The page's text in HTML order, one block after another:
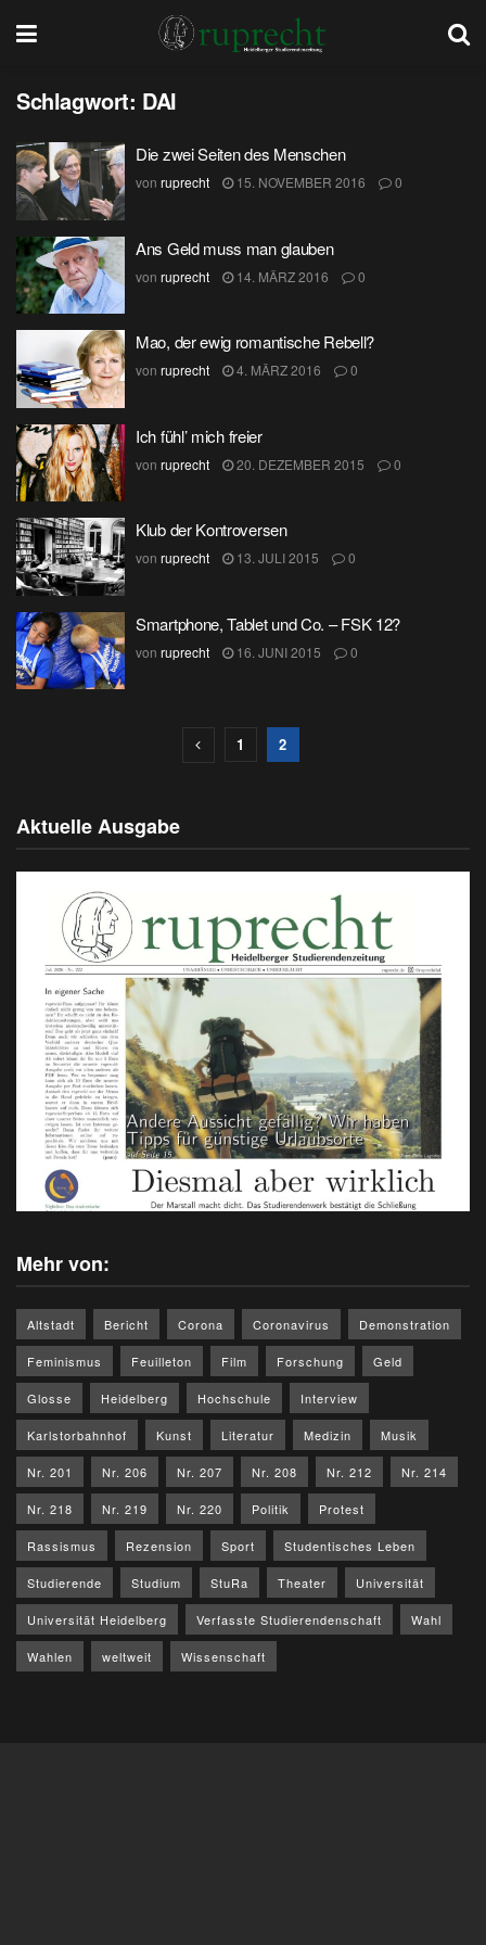
Schlagwort: DAI
Die zwei Seiten des Menschen
von ruprecht 15. NOVEMBER 2016 0
Ans Geld muss man glauben
von ruprecht 14. MÄRZ 2016 0
Mao, der ewig romantische Rebell?
von ruprecht 4. MÄRZ 2016 0
Ich fühl’ mich freier
von ruprecht 20. DEZEMBER 2015 0
Klub der Kontroversen
von ruprecht 13. JULI 2015 0
Smartphone, Tablet und Co. – FSK 12?
von ruprecht 16. JUNI 2015 0
1 2
Aktuelle Ausgabe
Mehr von:
Altstadt Bericht Corona Coronavirus Demonstration
Feminismus Feuilleton Film Forschung Geld
Glosse Heidelberg Hochschule Interview
Karlstorbahnhof Kunst Literatur Medizin Musik
Nr. 201 Nr. 206 Nr. 207 Nr. 208 Nr. 212 Nr. 214
Nr. 218 Nr. 219 Nr. 220 Politik Protest
Rassismus Rezension Sport Studentisches Leben
Studierende Studium StuRa Theater Universität
Universität Heidelberg Verfasste Studierendenschaft Wahl
Wahlen weltweit Wissenschaft